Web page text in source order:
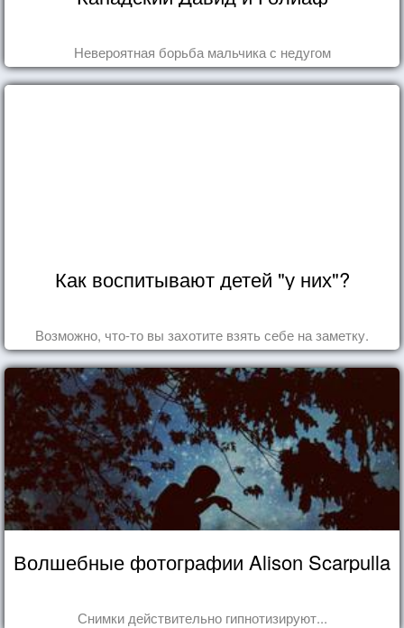
Невероятная борьба мальчика с недугом
Как воспитывают детей "у них"?
Возможно, что-то вы захотите взять себе на заметку.
Волшебные фотографии Alison Scarpulla
Снимки действительно гипнотизируют...